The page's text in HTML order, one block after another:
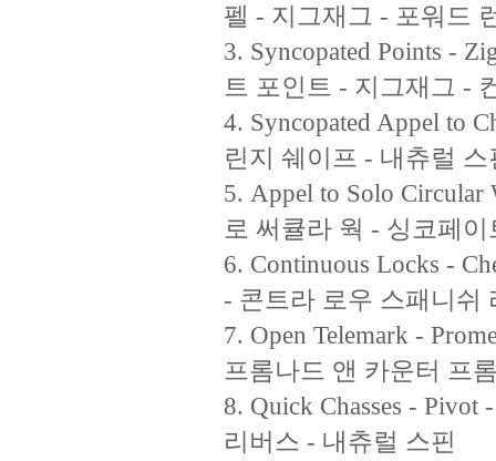
펠 - 지그재그 - 포워드
3. Syncopated Points -
트 포인트 - 지그재그 -
4. Syncopated Appel to
린지 쉐이프 - 내츄럴 스
5. Appel to Solo Circular
로 써큘라 웍 - 싱코페
6. Continuous Locks -
- 콘트라 로우 스패니쉬
7. Open Telemark -
프롬나드 앤 카운터 프
8. Quick Chasses - Pivot
리버스 - 내츄럴 스핀